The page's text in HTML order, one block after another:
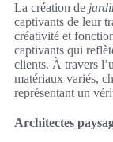
La création de
captivants de leur
créativité et
captivants qui
clients. À travers
matériaux variés,
représentant un
Architectes